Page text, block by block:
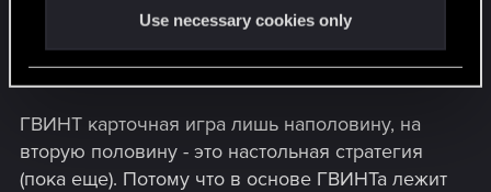
Use necessary cookies only
версии Артефакта - Solforge, которая не
МТГ и ХС, так как они тоже лицоломалки.
ГВИНТ карточная игра лишь наполовину, на
вторую половину - это настольная стратегия
(пока еще). Потому что в основе ГВИНТа лежит